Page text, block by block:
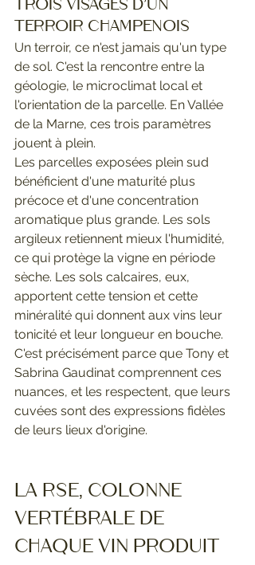
trois visages d'un
terroir champenois
Un terroir, ce n'est jamais qu'un type
de sol. C'est la rencontre entre la
géologie, le microclimat local et
l'orientation de la parcelle. En Vallée
de la Marne, ces trois paramètres
jouent à plein.
Les parcelles exposées plein sud
bénéficient d'une maturité plus
précoce et d'une concentration
aromatique plus grande. Les sols
argileux retiennent mieux l'humidité,
ce qui protège la vigne en période
sèche. Les sols calcaires, eux,
apportent cette tension et cette
minéralité qui donnent aux vins leur
tonicité et leur longueur en bouche.
C'est précisément parce que Tony et
Sabrina Gaudinat comprennent ces
nuances, et les respectent, que leurs
cuvées sont des expressions fidèles
de leurs lieux d'origine.
La RSE, colonne
vertébrale de
chaque vin produit